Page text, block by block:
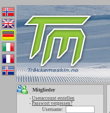
Mitglieder
- Useraccount erstellen
- Passwort vergessen?
Username: